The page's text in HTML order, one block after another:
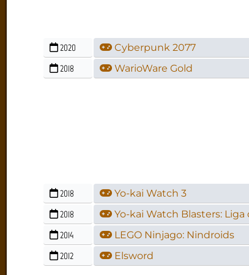
2020 Cyberpunk 2077
2018 WarioWare Gold
2018 Yo-kai Watch 3
2018 Yo-kai Watch Blasters:
2014 LEGO Ninjago: Nindroids
2012 Elsword